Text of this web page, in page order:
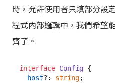
時，允許使用者只填部分設
程式內部邏輯中，我們希望
齊了。
interface Config {
host?: string;